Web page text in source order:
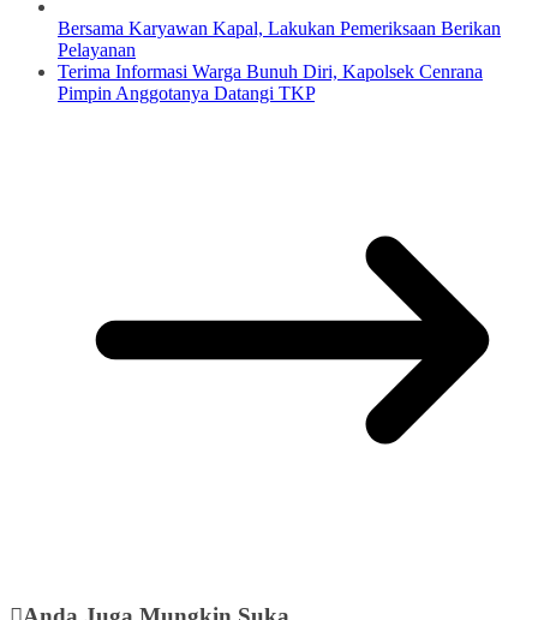
Bersama Karyawan Kapal, Lakukan Pemeriksaan Berikan
Pelayanan
Terima Informasi Warga Bunuh Diri, Kapolsek Cenrana
Pimpin Anggotanya Datangi TKP